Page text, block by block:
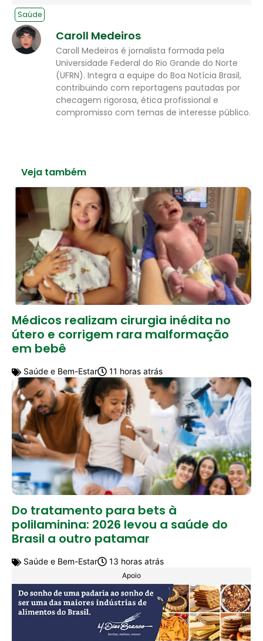
Saúde
Caroll Medeiros
Caroll Medeiros é jornalista formada pela
Universidade Federal do Rio Grande do Norte
(UFRN). Integra a equipe do Boa Notícia Brasil,
contribuindo com reportagens pautadas por
checagem rigorosa, ética profissional e
compromisso com temas de interesse público.
Veja também
Médicos realizam cirurgia inédita no
útero e corrigem rara malformação
em bebê
Saúde e Bem-Estar 11 horas atrás
Do tratamento para bets à
polilaminina: 2026 levou a saúde do
Brasil a outro patamar
Saúde e Bem-Estar 13 horas atrás
Apoio